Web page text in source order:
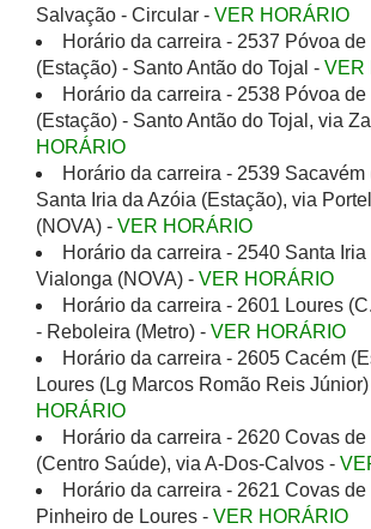
Salvação - Circular - VER HORÁRIO
Horário da carreira - 2537 Póvoa de
(Estação) - Santo Antão do Tojal - VER
Horário da carreira - 2538 Póvoa de
(Estação) - Santo Antão do Tojal, via
HORÁRIO
Horário da carreira - 2539 Sacavém
Santa Iria da Azóia (Estação), via
(NOVA) - VER HORÁRIO
Horário da carreira - 2540 Santa
Vialonga (NOVA) - VER HORÁRIO
Horário da carreira - 2601 Loures
- Reboleira (Metro) - VER HORÁRIO
Horário da carreira - 2605 Cacém
Loures (Lg Marcos Romão Reis
HORÁRIO
Horário da carreira - 2620 Covas
(Centro Saúde), via A-Dos-Calvos -
Horário da carreira - 2621 Covas de
Pinheiro de Loures - VER HORÁRIO